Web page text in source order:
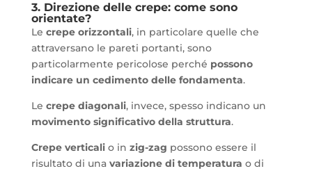
3. Direzione delle crepe: come sono
orientate?
Le crepe orizzontali, in particolare quelle che
attraversano le pareti portanti, sono
particolarmente pericolose perché possono
indicare un cedimento delle fondamenta.
Le crepe diagonali, invece, spesso indicano un
movimento significativo della struttura.
Crepe verticalio in zig-zag possono essere il
risultato di unavariazione di temperatura o di